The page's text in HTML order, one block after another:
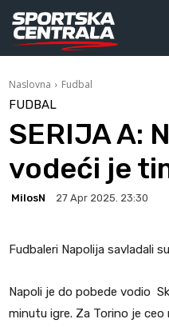
Naslovna Fudbal
FUDBAL
SERIJA A:
vodeći je
MilosN 27 Apr 2025. 23:30
Fudbaleri Napolija savladali
Napoli je do pobede vodio
minutu igre. Za Torino je